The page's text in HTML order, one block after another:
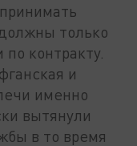
только
контракту.
и
именно
вытянули
в то время